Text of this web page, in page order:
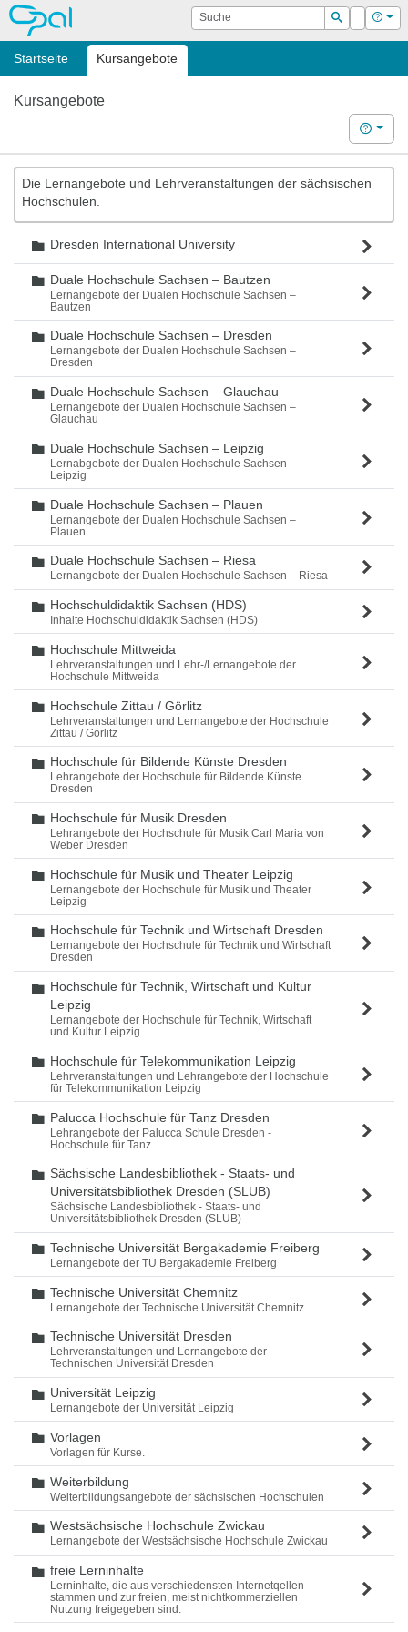
OPAL Suche
Suchen
Login Hilfe
Startseite Kursangebote
Kursangebote
Hilfe
Die Lernangebote und Lehrveranstaltungen der sächsischen
Hochschulen.
Ordner
Dresden International University
Ordner
Duale Hochschule Sachsen – Bautzen
Lernangebote der Dualen Hochschule Sachsen –
Bautzen
Ordner
Duale Hochschule Sachsen – Dresden
Lernangebote der Dualen Hochschule Sachsen –
Dresden
Ordner
Duale Hochschule Sachsen – Glauchau
Lernangebote der Dualen Hochschule Sachsen –
Glauchau
Ordner
Duale Hochschule Sachsen – Leipzig
Lernabgebote der Dualen Hochschule Sachsen –
Leipzig
Ordner
Duale Hochschule Sachsen – Plauen
Lernangebote der Dualen Hochschule Sachsen –
Plauen
Ordner
Duale Hochschule Sachsen – Riesa
Lernangebote der Dualen Hochschule Sachsen – Riesa
Ordner
Hochschuldidaktik Sachsen (HDS)
Inhalte Hochschuldidaktik Sachsen (HDS)
Ordner
Hochschule Mittweida
Lehrveranstaltungen und Lehr-/Lernangebote der
Hochschule Mittweida
Ordner
Hochschule Zittau / Görlitz
Lehrveranstaltungen und Lernangebote der Hochschule
Zittau / Görlitz
Ordner
Hochschule für Bildende Künste Dresden
Lehrangebote der Hochschule für Bildende Künste
Dresden
Ordner
Hochschule für Musik Dresden
Lehrangebote der Hochschule für Musik Carl Maria von
Weber Dresden
Ordner
Hochschule für Musik und Theater Leipzig
Lernangebote der Hochschule für Musik und Theater
Leipzig
Ordner
Hochschule für Technik und Wirtschaft Dresden
Lernangebote der Hochschule für Technik und Wirtschaft
Dresden
Ordner
Hochschule für Technik, Wirtschaft und Kultur
Leipzig
Lernangebote der Hochschule für Technik, Wirtschaft
und Kultur Leipzig
Ordner
Hochschule für Telekommunikation Leipzig
Lehrveranstaltungen und Lehrangebote der Hochschule
für Telekommunikation Leipzig
Ordner
Palucca Hochschule für Tanz Dresden
Lehrangebote der Palucca Schule Dresden -
Hochschule für Tanz
Ordner
Sächsische Landesbibliothek - Staats- und
Universitätsbibliothek Dresden (SLUB)
Sächsische Landesbibliothek - Staats- und
Universitätsbibliothek Dresden (SLUB)
Ordner
Technische Universität Bergakademie Freiberg
Lernangebote der TU Bergakademie Freiberg
Ordner
Technische Universität Chemnitz
Lernangebote der Technische Universität Chemnitz
Ordner
Technische Universität Dresden
Lehrveranstaltungen und Lernangebote der
Technischen Universität Dresden
Ordner
Universität Leipzig
Lernangebote der Universität Leipzig
Ordner
Vorlagen
Vorlagen für Kurse.
Ordner
Weiterbildung
Weiterbildungsangebote der sächsischen Hochschulen
Ordner
Westsächsische Hochschule Zwickau
Lernangebote der Westsächsische Hochschule Zwickau
Ordner
freie Lerninhalte
Lerninhalte, die aus verschiedensten Internetqellen
stammen und zur freien, meist nichtkommerziellen
Nutzung freigegeben sind.